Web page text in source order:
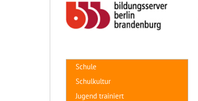
Schule
Schulkultur
Jugend trainiert